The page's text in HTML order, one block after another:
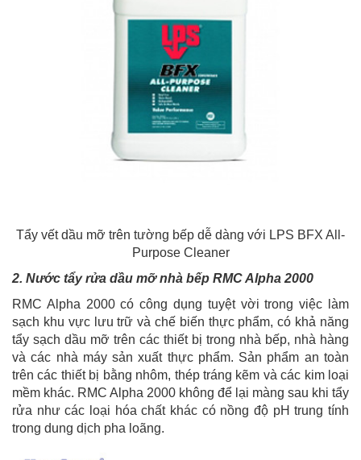
Tẩy vết dầu mỡ trên tường bếp dễ dàng với LPS BFX All-
Purpose Cleaner
2. Nước tẩy rửa dầu mỡ nhà bếp RMC Alpha 2000
RMC Alpha 2000 có công dụng tuyệt vời trong việc làm
sạch khu vực lưu trữ và chế biến thực phẩm, có khả năng
tẩy sạch dầu mỡ trên các thiết bị trong nhà bếp, nhà hàng
và các nhà máy sản xuất thực phẩm. Sản phẩm an toàn
trên các thiết bị bằng nhôm, thép tráng kẽm và các kim loại
mềm khác. RMC Alpha 2000 không để lại màng sau khi tẩy
rửa như các loại hóa chất khác có nồng độ pH trung tính
trong dung dịch pha loãng.